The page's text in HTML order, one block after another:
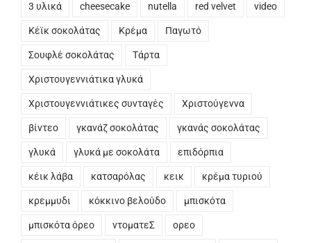
3 υλικά cheesecake nutella red velvet video
Κέϊκ σοκολάτας Κρέμα Παγωτό
Σουφλέ σοκολάτας Τάρτα
Χριστουγεννιάτικα γλυκά
Χριστουγεννιάτικες συνταγές Χριστούγεννα
βίντεο γκανάζ σοκολάτας γκανάς σοκολάτας
γλυκά γλυκά με σοκολάτα επιδόρπια
κέικ λάβα κατσαρόλας κεικ κρέμα τυριού
κρεμμυδι κόκκινο βελούδο μπισκότα
μπισκότα όρεο ντοματεΣ ορεο